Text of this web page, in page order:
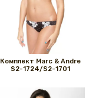
Комплект Marс & Andre
S2-1724/S2-1701